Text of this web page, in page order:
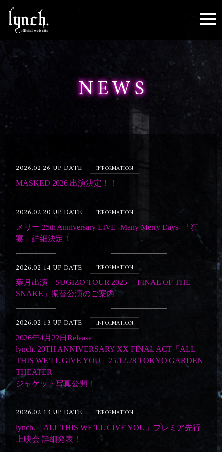
NEWS
2026.02.26 UP DATE INFORMATION
MASKED 2026 出演決定！！
2026.02.20 UP DATE INFORMATION
メリー 25th Anniversary LIVE -Many Merry Days- 「狂
宴」詳細決定！
2026.02.14 UP DATE INFORMATION
葉月出演 SUGIZO TOUR 2025 「FINAL OF THE
SNAKE」振替公演のご案内
2026.02.13 UP DATE INFORMATION
2026年4月22日Release
lynch. 20TH ANNIVERSARY XX FINAL ACT「ALL
THIS WE’LL GIVE YOU」25.12.28 TOKYO GARDEN
THEATER
ジャケット写真公開！
2026.02.13 UP DATE INFORMATION
lynch.「ALL THIS WE’LL GIVE YOU」プレミア先行
上映会 詳細発表！